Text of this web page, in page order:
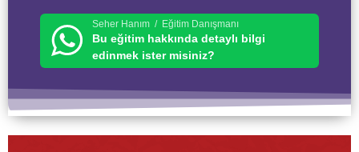
Seher Hanım / Eğitim Danışmanı
Bu eğitim hakkında detaylı bilgi
edinmek ister misiniz?